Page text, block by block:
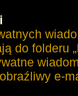
do folderu
e-